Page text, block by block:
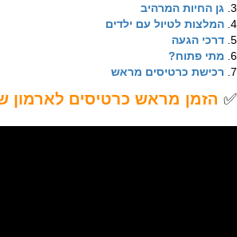
3. גן החיות המרהיב
4. המלצות לטיול עם ילדים
5. דרכי הגעה
6. מתי פתוח?
7. רכישת כרטיסים מראש
✅ הזמן מראש כרטיסים לארמון